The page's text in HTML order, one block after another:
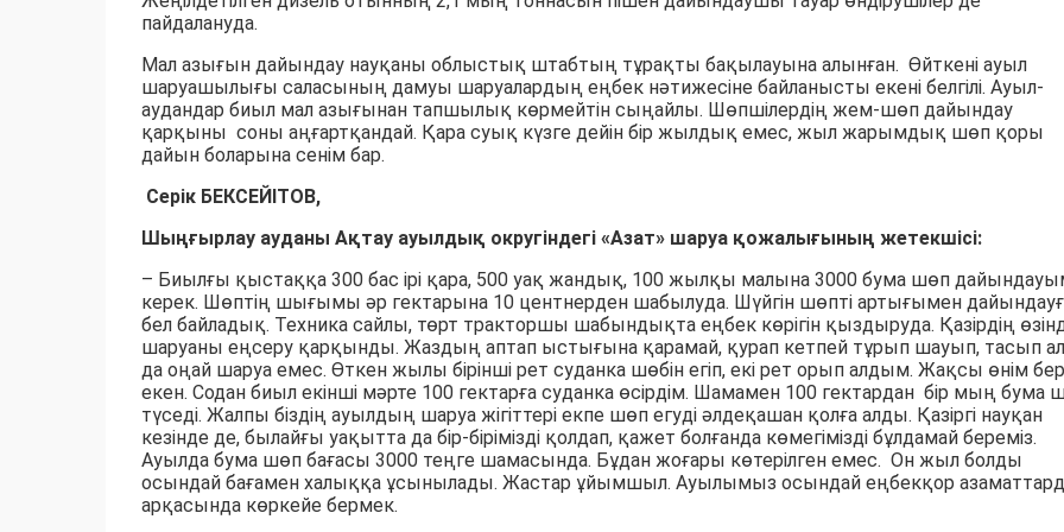
пайдалануда.
Мал азығын дайындау науқаны облыстық штабтың тұрақты бақылауына алынған. Өйткені ауыл
шаруашылығы саласының дамуы шаруалардың еңбек нәтижесіне байланысты екені белгілі. Ауыл-
аудандар биыл мал азығынан тапшылық көрмейтін сыңайлы. Шөпшілердің жем-шөп дайындау
қарқыны соны аңғартқандай. Қара суық күзге дейін бір жылдық емес, жыл жарымдық шөп қоры
дайын боларына сенім бар.
Серік БЕКСЕЙІТОВ,
Шыңғырлау ауданы Ақтау ауылдық округіндегі «Азат» шаруа қожалығының жетекшісі:
– Биылғы қыстаққа 300 бас ірі қара, 500 уақ жандық, 100 жылқы малына 3000 бума шөп
керек. Шөптің шығымы әр гектарына 10 центнерден шабылуда. Шүйгін шөпті артығымен
бел байладық. Техника сайлы, төрт тракторшы шабындықта еңбек көрігін қыздыруда. Қазірдің
шаруаны еңсеру қарқынды. Жаздың аптап ыстығына қарамай, қурап кетпей тұрып шауып, тасып
да оңай шаруа емес. Өткен жылы бірінші рет суданка шөбін егіп, екі рет орып алдым. Жақсы өнім
екен. Содан биыл екінші мәрте 100 гектарға суданка өсірдім. Шамамен 100 гектардан бір мың бума
түседі. Жалпы біздің ауылдың шаруа жігіттері екпе шөп егуді әлдеқашан қолға алды. Қазіргі науқан
кезінде де, былайғы уақытта да бір-бірімізді қолдап, қажет болғанда көмегімізді бұлдамай береміз.
Ауылда бума шөп бағасы 3000 теңге шамасында. Бұдан жоғары көтерілген емес. Он жыл болды
осындай бағамен халыққа ұсынылады. Жастар ұйымшыл. Ауылымыз осындай еңбекқор
арқасында көркейе бермек.